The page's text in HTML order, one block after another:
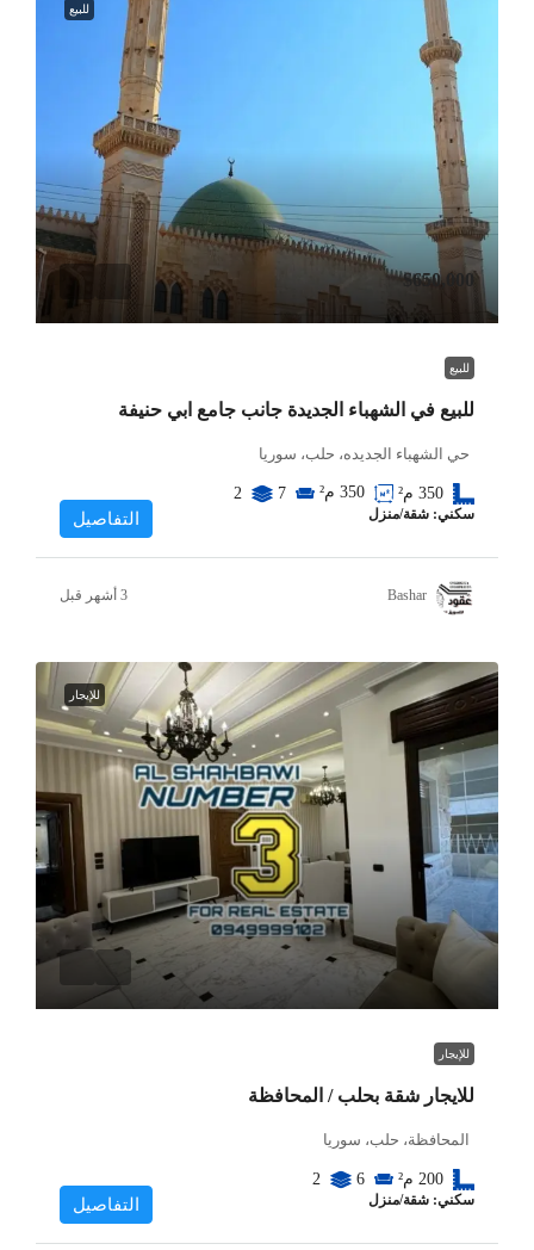
للبيع
$650,000
للبيع
للبيع في الشهباء الجديدة جانب جامع ابي حنيفة
حي الشهباء الجديده، حلب، سوريا
350 م² 350 م² 7
2
سكني: شقة/منزل التفاصيل
Bashar
للإيجار
للإيجار
للايجار شقة بحلب / المحافظة
المحافظة، حلب، سوريا
200 م² 6
2
سكني: شقة/منزل التفاصيل